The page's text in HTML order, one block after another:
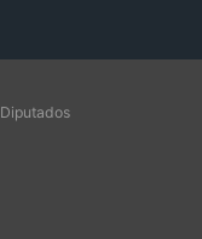
Diputados